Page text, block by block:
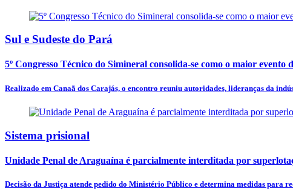
Sul e Sudeste do Pará
5º Congresso Técnico do Simineral consolida-se como o maior evento
Realizado em Canaã dos Carajás, o encontro reuniu autoridades, lideranças da
Sistema prisional
Unidade Penal de Araguaína é parcialmente interditada por
Decisão da Justiça atende pedido do Ministério Público e determina medidas para